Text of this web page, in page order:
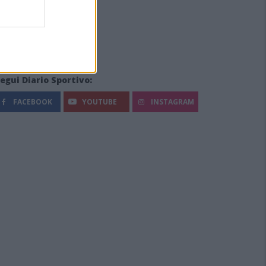
Diario Sportivo:
FACEBOOK YOUTUBE INSTAGRAM